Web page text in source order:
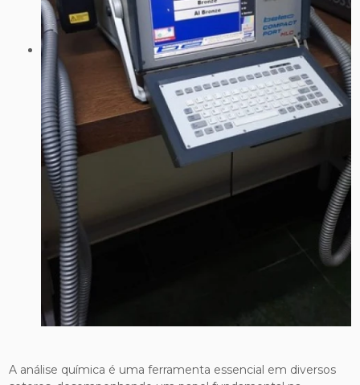
A análise química é uma ferramenta essencial em diversos